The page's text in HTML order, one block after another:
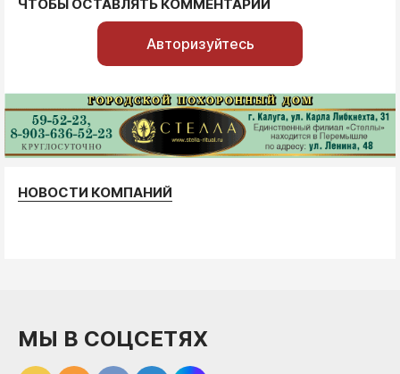
ЧТОБЫ ОСТАВЛЯТЬ КОММЕНТАРИИ
Авторизуйтесь
НОВОСТИ КОМПАНИЙ
МЫ В СОЦСЕТЯХ